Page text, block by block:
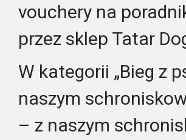
vouchery na
przez sklep Tatar
W kategorii „Bieg z
naszym
– z naszym